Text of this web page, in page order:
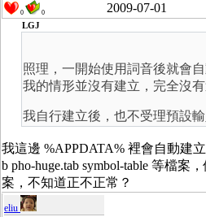
0 0 2009-07-01
LGJ
照理，一開始使用詞音後就會
我的情形並沒有建立，完全沒
我自行建立後，也不受理預設輸
我這邊 %APPDATA% 裡會自動建
b pho-huge.tab symbol-table 等檔案
案，不知道正不正常？
eliu